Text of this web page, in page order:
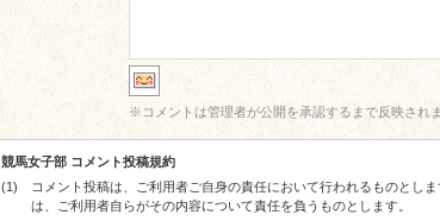
※ コメントは管理者が公開を承認するまで反映され
競馬女子部 コメント投稿規約
(1)
コメント投稿は、ご利用者ご自身の責任において行われるものとし
は、ご利用者自らがその内容について責任を負うものとします。